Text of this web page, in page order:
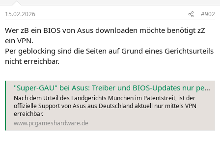
15.02.2026 #902
Wer zB ein BIOS von Asus downloaden möchte benötigt zZ
ein VPN.
Per geblocking sind die Seiten auf Grund eines Gerichtsurteils
nicht erreichbar.
"Super-GAU" bei Asus: Treiber und BIOS-Updates nur per VPN
Nach dem Urteil des Landgerichts München im Patentstreit, ist der
offizielle Support von Asus aus Deutschland aktuell nur mittels VPN
erreichbar.
www.pcgameshardware.de